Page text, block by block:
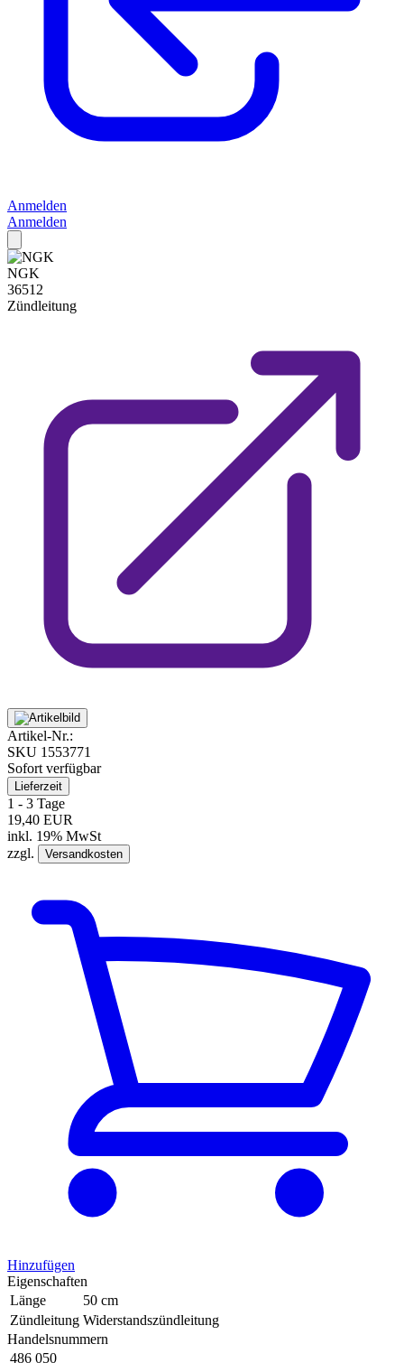
Anmelden
Anmelden
NGK
36512
Zündleitung
Artikel-Nr.:
SKU 1553771
Sofort verfügbar
Lieferzeit
1 - 3 Tage
19,40 EUR
inkl. 19% MwSt
zzgl.
Versandkosten
Hinzufügen
Eigenschaften
Länge
50 cm
Zündleitung Widerstandszündleitung
Handelsnummern
486 050